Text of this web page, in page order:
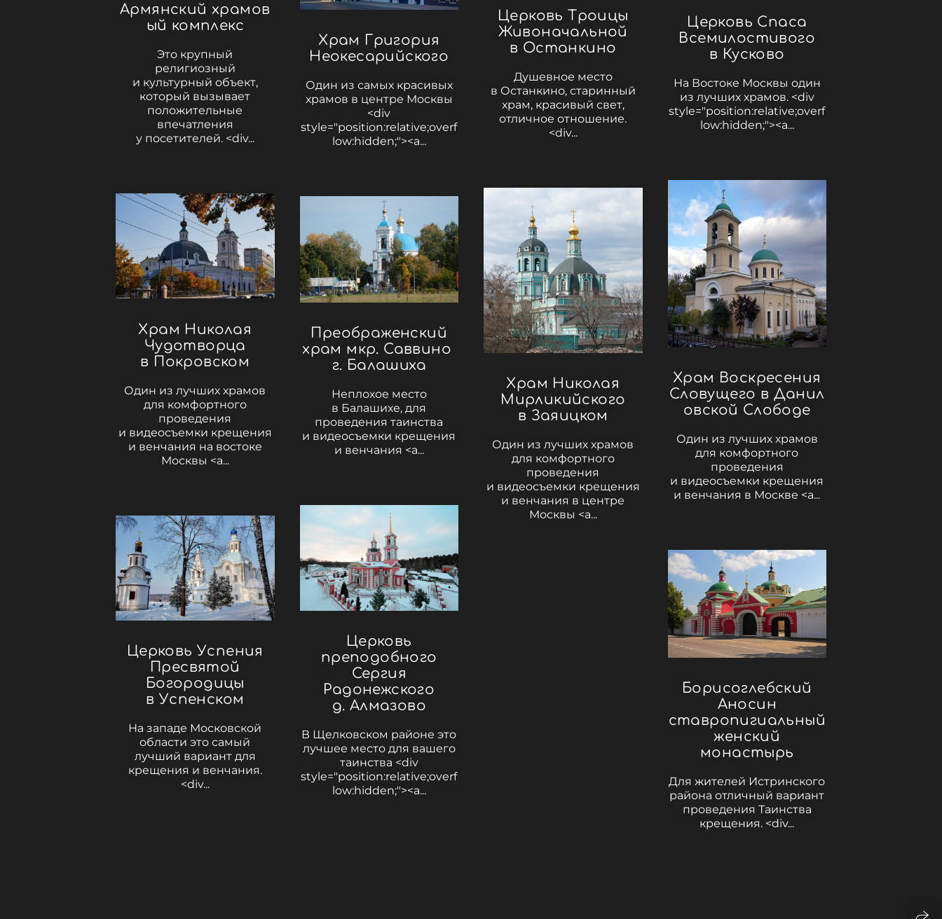
Армянский храмов
ый комплекс
Это крупный
религиозный
и культурный объект,
который вызывает
положительные
впечатления
у посетителей. <div...
Храм Григория
Неокесарийского
Один из самых красивых
храмов в центре Москвы
<div
style="position:relative;overf
low:hidden;"><a...
Церковь Троицы
Живоначальной
в Останкино
Душевное место
в Останкино, старинный
храм, красивый свет,
отличное отношение.
<div...
Церковь Спаса
Всемилостивого
в Кусково
На Востоке Москвы один
из лучших храмов. <div
style="position:relative;overf
low:hidden;"><a...
Храм Воскресения
Словущего в Данил
овской Слободе
Один из лучших храмов
для комфортного
проведения
и видеосъемки крещения
и венчания в Москве <a...
Храм Николая
Мирликийского
в Заяицком
Один из лучших храмов
для комфортного
проведения
и видеосъемки крещения
и венчания в центре
Москвы <a...
Храм Николая
Чудотворца
в Покровском
Один из лучших храмов
для комфортного
проведения
и видеосъемки крещения
и венчания на востоке
Москвы <a...
Преображенский
храм мкр. Саввино
г. Балашиха
Неплохое место
в Балашихе, для
проведения таинства
и видеосъемки крещения
и венчания <a...
Церковь
преподобного
Сергия
Радонежского
д. Алмазово
В Щелковском районе это
лучшее место для вашего
таинства <div
style="position:relative;overf
low:hidden;"><a...
Церковь Успения
Пресвятой
Богородицы
в Успенском
На западе Московской
области это самый
лучший вариант для
крещения и венчания.
<div...
Борисоглебский
Аносин
ставропигиальный
женский
монастырь
Для жителей Истринского
района отличный вариант
проведения Таинства
крещения. <div...